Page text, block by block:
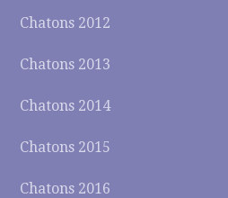
Chatons 2012
Chatons 2013
Chatons 2014
Chatons 2015
Chatons 2016